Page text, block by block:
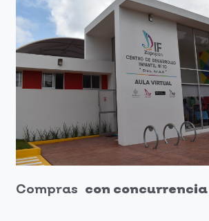
Compras con concurrencia